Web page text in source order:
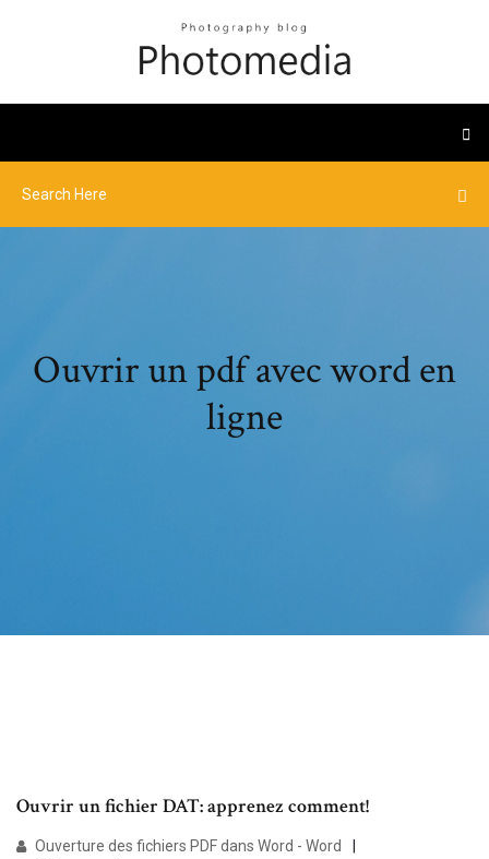
Ouvrir un pdf avec word en
ligne
Ouvrir un fichier DAT: apprenez comment!
Ouverture des fichiers PDF dans Word - Word